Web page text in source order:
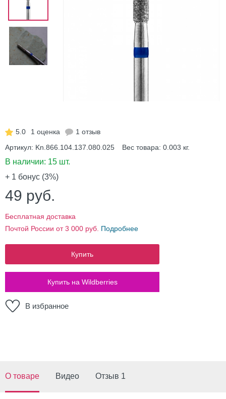
5.0 1 оценка
1 отзыв
Артикул: Kn.866.104.137.080.025 Вес товара: 0.003 кг.
В наличии: 15 шт.
+ 1 бонус (3%)
49 руб.
Бесплатная доставка
Почтой России от 3 000 руб. Подробнее
Купить
Купить на Wildberries
В избранное
О товаре Видео Отзыв 1